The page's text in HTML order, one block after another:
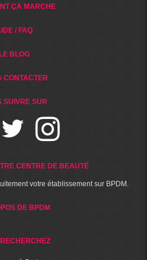
ÇA MARCHE
/ FAQ
LE BLOG
CONTACTER
SUIVRE SUR
CENTRE DE BEAUTÉ
votre établissement sur BPDM.
DE BPDM